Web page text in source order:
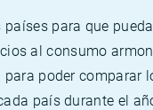
para que
al consumo
poder comparar
país durante el